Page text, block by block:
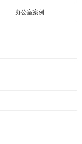
办公室案例